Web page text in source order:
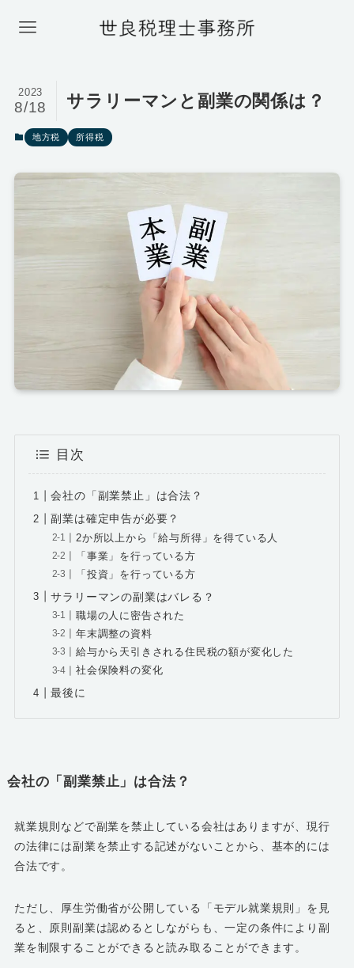
サラリーマンと副業の関係は？
2023
8/18
地方税 所得税
目次
会社の「副業禁止」は合法？
副業は確定申告が必要？
2か所以上から「給与所得」を得ている人
「事業」を行っている方
「投資」を行っている方
サラリーマンの副業はバレる？
職場の人に密告された
年末調整の資料
給与から天引きされる住民税の額が変化した
社会保険料の変化
最後に
会社の「副業禁止」は合法？
就業規則などで副業を禁止している会社はありますが、現行
の法律には副業を禁止する記述がないことから、基本的には
合法です。
ただし、厚生労働省が公開している「モデル就業規則」を見
ると、原則副業は認めるとしながらも、一定の条件により副
業を制限することができると読み取ることができます。